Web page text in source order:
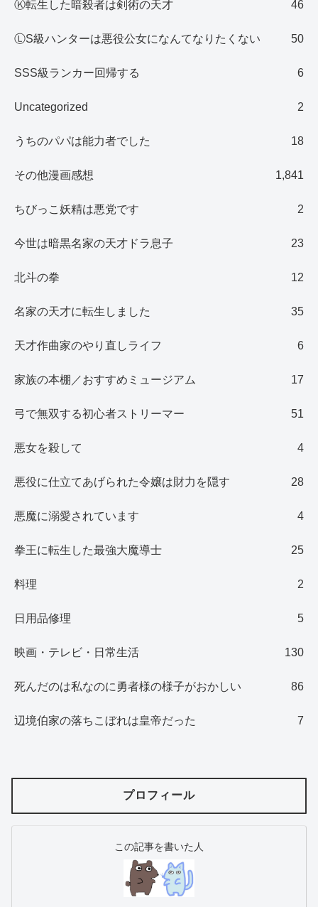
Ⓚ転生した暗殺者は剣術の天才 46
ⓁS級ハンターは悪役公女になんてなりたくない 50
SSS級ランカー回帰する 6
Uncategorized 2
うちのパパは能力者でした 18
その他漫画感想 1,841
ちびっこ妖精は悪党です 2
今世は暗黒名家の天才ドラ息子 23
北斗の拳 12
名家の天才に転生しました 35
天才作曲家のやり直しライフ 6
家族の本棚／おすすめミュージアム 17
弓で無双する初心者ストリーマー 51
悪女を殺して 4
悪役に仕立てあげられた令嬢は財力を隠す 28
悪魔に溺愛されています 4
拳王に転生した最強大魔導士 25
料理 2
日用品修理 5
映画・テレビ・日常生活 130
死んだのは私なのに勇者様の様子がおかしい 86
辺境伯家の落ちこぼれは皇帝だった 7
プロフィール
この記事を書いた人